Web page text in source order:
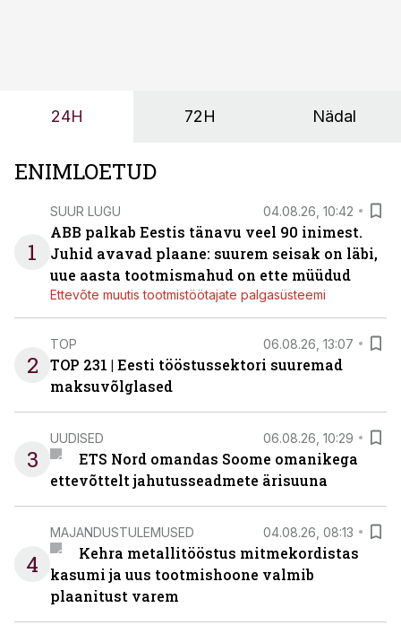
24H 72H Nädal
ENIMLOETUD
1
SUUR LUGU 04.08.26, 10:42
ABB palkab Eestis tänavu veel 90 inimest.
Juhid avavad plaane: suurem seisak on läbi,
uue aasta tootmismahud on ette müüdud
Ettevõte muutis tootmistöötajate palgasüsteemi
2
TOP 06.08.26, 13:07
TOP 231 | Eesti tööstussektori suuremad
maksuvõlglased
3
UUDISED 06.08.26, 10:29
ETS Nord omandas Soome omanikega
ettevõttelt jahutusseadmete ärisuuna
4
MAJANDUSTULEMUSED 04.08.26, 08:13
Kehra metallitööstus mitmekordistas
kasumi ja uus tootmishoone valmib
plaanitust varem